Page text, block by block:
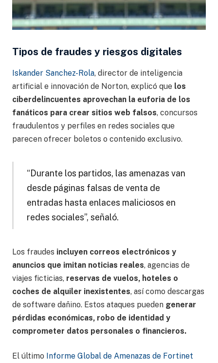
Tipos de fraudes y riesgos digitales
Iskander Sanchez-Rola, director de inteligencia
artificial e innovación de Norton, explicó que los
ciberdelincuentes aprovechan la euforia de los
fanáticos para crear sitios web falsos, concursos
fraudulentos y perfiles en redes sociales que
parecen ofrecer boletos o contenido exclusivo.
“Durante los partidos, las amenazas van
desde páginas falsas de venta de
entradas hasta enlaces maliciosos en
redes sociales”, señaló.
Los fraudes incluyen correos electrónicos y
anuncios que imitan noticias reales, agencias de
viajes ficticias, reservas de vuelos, hoteles o
coches de alquiler inexistentes, así como descargas
de software dañino. Estos ataques pueden generar
pérdidas económicas, robo de identidad y
comprometer datos personales o financieros.
El último Informe Global de Amenazas de Fortinet